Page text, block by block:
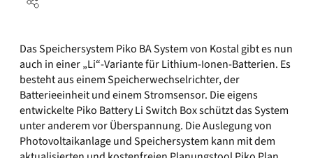
Das Speichersystem Piko BA System von Kostal gibt es nun
auch in einer „Li“-Variante für Lithium-Ionen-Batterien. Es
besteht aus einem Speicherwechselrichter, der
Batterieeinheit und einem Stromsensor. Die eigens
entwickelte Piko Battery Li Switch Box schützt das System
unter anderem vor Überspannung. Die Auslegung von
Photovoltaikanlage und Speichersystem kann mit dem